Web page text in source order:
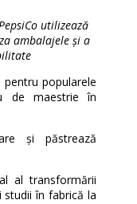
utilizează
ambalajele și a
pentru popularele
de maestrie în
și păstrează
al transformării
în fabrică la